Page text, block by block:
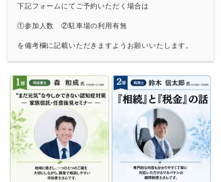
下記フォームにてご予約いただく場合は
①参加人数 ②駐車場の利用有無
を備考欄に記載いただきますようお願いいたします。